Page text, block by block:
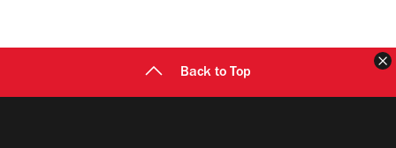
Back to Top